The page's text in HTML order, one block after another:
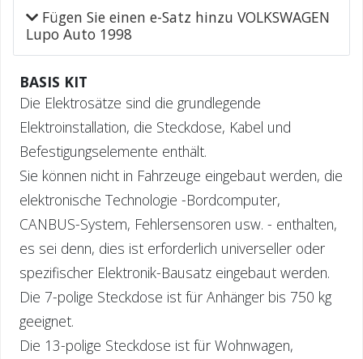
Fügen Sie einen e-Satz hinzu VOLKSWAGEN
Lupo Auto 1998
BASIS KIT
Die Elektrosätze sind die grundlegende
Elektroinstallation, die Steckdose, Kabel und
Befestigungselemente enthält.
Sie können nicht in Fahrzeuge eingebaut werden, die
elektronische Technologie -Bordcomputer,
CANBUS-System, Fehlersensoren usw. - enthalten,
es sei denn, dies ist erforderlich universeller oder
spezifischer Elektronik-Bausatz eingebaut werden.
Die 7-polige Steckdose ist für Anhänger bis 750 kg
geeignet.
Die 13-polige Steckdose ist für Wohnwagen,